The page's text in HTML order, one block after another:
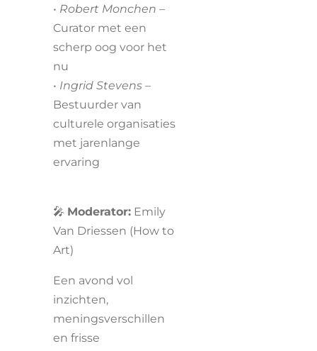
• Robert Monchen –
Curator met een
scherp oog voor het
nu
• Ingrid Stevens –
Bestuurder van
culturele organisaties
met jarenlange
ervaring
🎤 Moderator: Emily
Van Driessen (How to
Art)
Een avond vol
inzichten,
meningsverschillen
en frisse